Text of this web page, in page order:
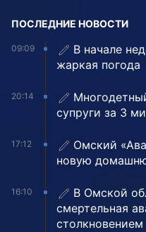
ПОСЛЕДНИЕ НОВОСТИ
09:09
В начале
жаркая погода
20:14
супруги за 3
17:12
Омский
новую
16:10
В Омской
смертельная
столкновением